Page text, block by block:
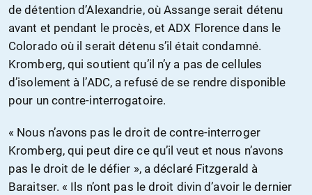
de détention d’Alexandrie, où Assange serait détenu
avant et pendant le procès, et ADX Florence dans le
Colorado où il serait détenu s’il était condamné.
Kromberg, qui soutient qu’il n’y a pas de cellules
d’isolement à l’ADC, a refusé de se rendre disponible
pour un contre-interrogatoire.
« Nous n’avons pas le droit de contre-interroger
Kromberg, qui peut dire ce qu’il veut et nous n’avons
pas le droit de le défier », a déclaré Fitzgerald à
Baraitser. « Ils n’ont pas le droit divin d’avoir le dernier